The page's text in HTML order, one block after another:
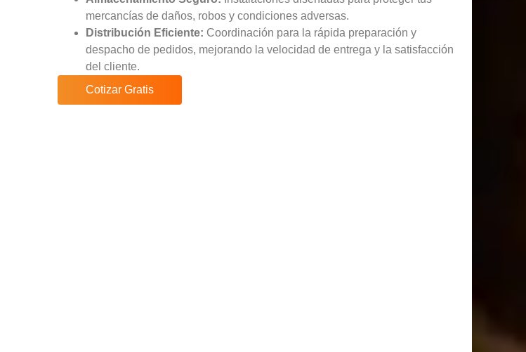
mercancías de daños, robos y condiciones adversas.
Distribución Eficiente: Coordinación para la rápida preparación y
despacho de pedidos, mejorando la velocidad de entrega y la satisfacción
del cliente.
Cotizar Gratis